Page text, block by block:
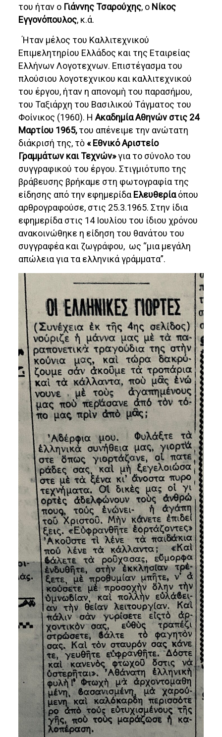
του ήταν ο Γιάννης Τσαρούχης, ο Νίκος
Εγγονόπουλος, κ.ά.
Ήταν μέλος του Καλλιτεχνικού
Επιμελητηρίου Ελλάδος και της Εταιρείας
Ελλήνων Λογοτεχνων. Επιστέγασμα του
πλούσιου λογοτεχνικου και καλλιτεχνικού
του έργου, ήταν η απονομὴ του παρασήμου,
του Ταξιάρχη του Βασιλικού Τάγματος του
Φοίνικος (1960). ΗΑκαδημία Αθηνών στις 24
Μαρτίου 1965,του απένειμε την ανώτατη
διάκρισή της, τὸ« Εθνικό Αριστείο
Γραμμάτων και Τεχνών»για το σύνολο του
συγγραφικού του έργου. Στιγμιότυπο της
βράβευσης βρήκαμε στη φωτογραφία της
είδησης από την εφημερίδα Ελευθερίαόπου
αρθρογραφούσε, στις 25.3.1965. Στην ίδια
εφημερίδα στις 14 Ιουλίου του ίδιου χρόνου
ανακοινώθηκε η είδηση του θανάτου του
συγγραφέα και ζωγράφου, ως “μια μεγάλη
απώλεια για τα ελληνικά γράμματα”.